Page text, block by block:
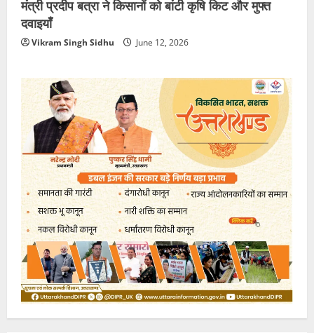
मंत्री प्रदीप बत्रा ने किसानों को बांटी कृषि किट और मुफ्त
दवाइयाँ
Vikram Singh Sidhu June 12, 2026